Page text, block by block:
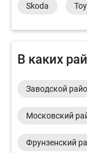
Skoda
В каких
Заводской
Московский
Фрунзенский